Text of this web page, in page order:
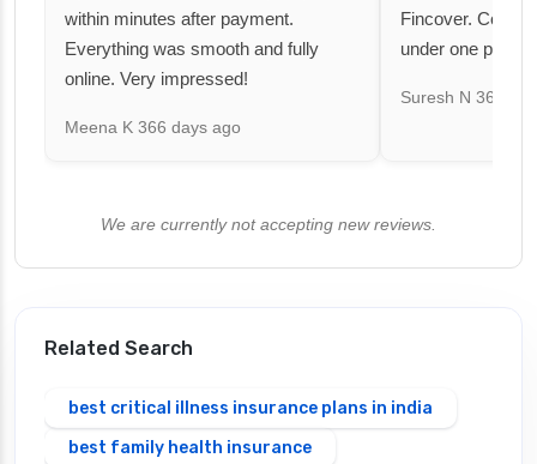
within minutes after payment.
Everything was smooth and fully
online. Very impressed!
Meena K 366 days ago
Fincover.
under one
Suresh N 367
We are currently not accepting new reviews.
Related Search
best critical illness insurance plans in india
best family health insurance